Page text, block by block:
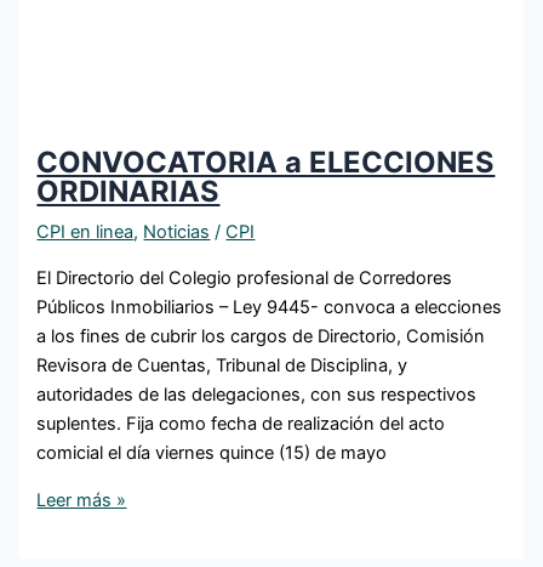
CONVOCATORIA a ELECCIONES
ORDINARIAS
CPI en linea, Noticias /CPI
El Directorio del Colegio profesional de Corredores
Públicos Inmobiliarios – Ley 9445- convoca a elecciones
a los fines de cubrir los cargos de Directorio, Comisión
Revisora de Cuentas, Tribunal de Disciplina, y
autoridades de las delegaciones, con sus respectivos
suplentes. Fija como fecha de realización del acto
comicial el día viernes quince (15) de mayo
Leer más »